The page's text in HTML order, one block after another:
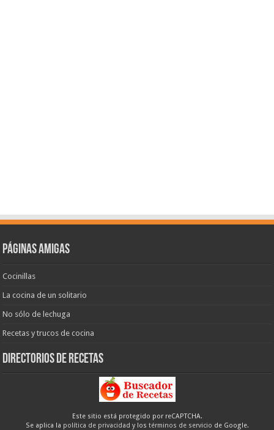
Páginas amigas
Cocinillas
La cocina de un solitario
No sólo de lechuga
Recetas y trucos de cocina
Directorios de recetas
Este sitio está protegido por reCAPTCHA.
Se aplica la política de privacidad y los términos de servicio de Google.